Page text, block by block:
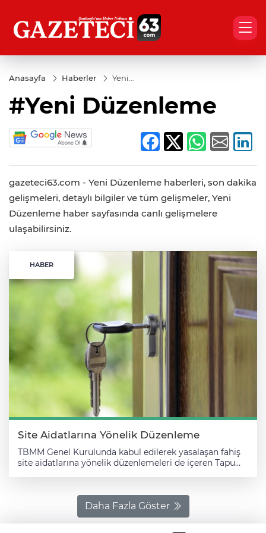
Anasayfa Haberler
Yeni
#Yeni Düzenleme
gazeteci63.com - Yeni Düzenleme haberleri, son dakika
gelişmeleri, detaylı bilgiler ve tüm gelişmeler, Yeni
Düzenleme haber sayfasında canlı gelişmelere
ulaşabilirsiniz.
HABER
Site Aidatlarına Yönelik Düzenleme
TBMM Genel Kurulunda kabul edilerek yasalaşan fahiş
site aidatlarına yönelik düzenlemeleri de içeren Tapu
Kanunla yeni düzenlemelere gidildi. AA muhabirinin
derlediği bilgilere göre, Kanun ile hayata geçirilecek
yeni düzenlemelerle ilgili 5 soru ve yanıtları şöyle: 1-
Yöneticinin görevleri neler olacak? Yöneticiler, ana
Daha Fazla Göster